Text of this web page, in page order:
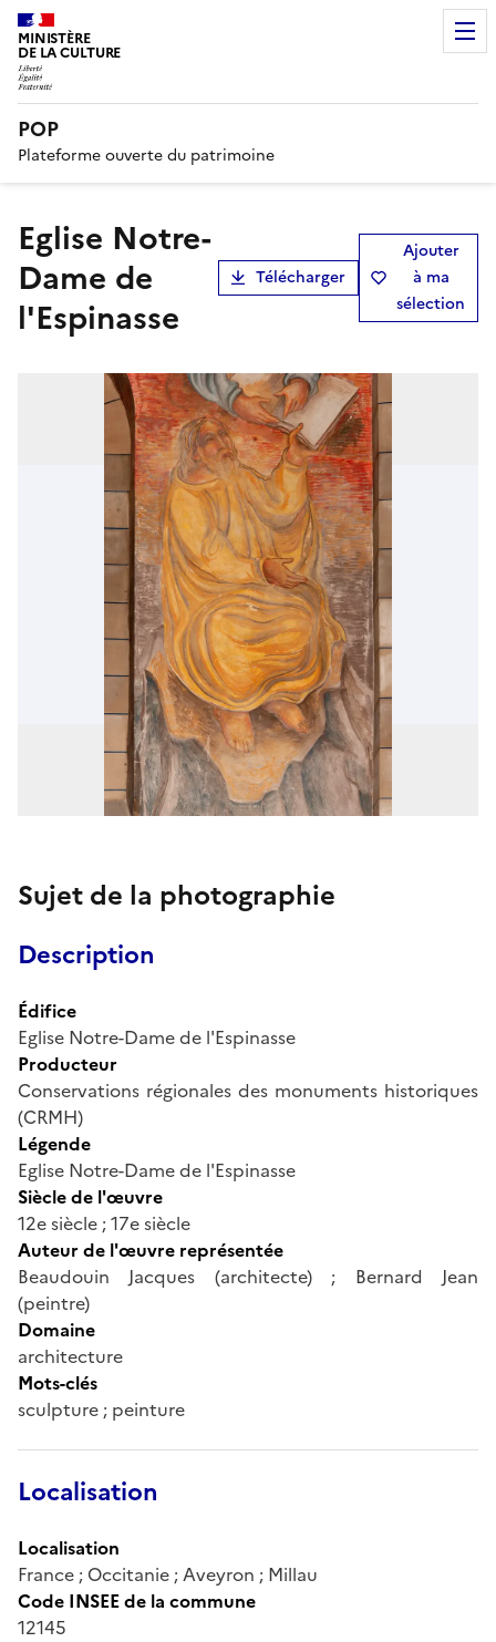
MINISTÈRE
DE LA CULTURE
POP
Plateforme ouverte du patrimoine
Eglise Notre-
Dame de
l'Espinasse
Télécharger
Ajouter
à ma
sélection
Sujet de la photographie
Description
Édifice
Eglise Notre-Dame de l'Espinasse
Producteur
Conservations régionales des monuments historiques
(CRMH)
Légende
Eglise Notre-Dame de l'Espinasse
Siècle de l'œuvre
12e siècle ; 17e siècle
Auteur de l'œuvre représentée
Beaudouin Jacques (architecte) ; Bernard Jean
(peintre)
Domaine
architecture
Mots-clés
sculpture ; peinture
Localisation
Localisation
France ; Occitanie ; Aveyron ; Millau
Code INSEE de la commune
12145